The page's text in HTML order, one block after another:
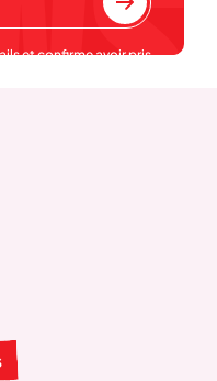
et confirme avoir pris